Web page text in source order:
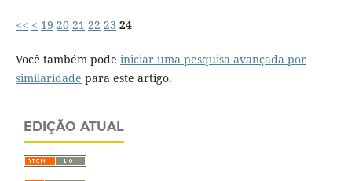
<< < 19 20 21 22 23 24
Você também pode iniciar uma pesquisa avançada por
similaridade para este artigo.
EDIÇÃO ATUAL